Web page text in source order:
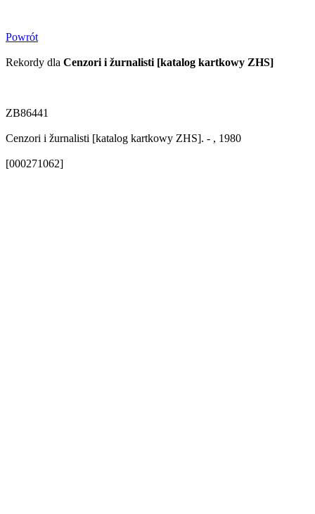
Powrót
Rekordy dla Cenzori i žurnalisti [katalog kartkowy ZHS]
ZB86441
Cenzori i žurnalisti [katalog kartkowy ZHS]. - , 1980
[000271062]